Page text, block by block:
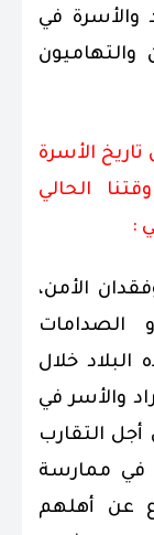
والأسرة في
والتهاميون
الأسرة
19م) إلى وقتنا الحالي
الأمن،
الصدامات
خلال
والأسر في
التقارب
في ممارسة
عن أهلهم